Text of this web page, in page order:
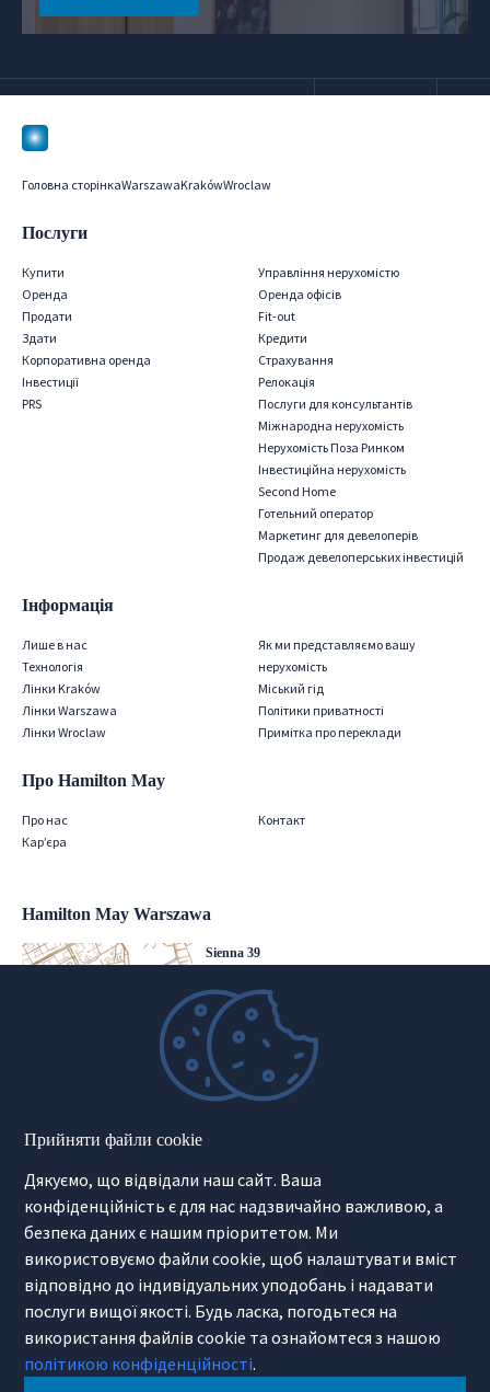
Головна сторінкаWarszawaKrakówWroclaw
Послуги
Купити
Оренда
Продати
Здати
Корпоративна оренда
Iнвестиції
PRS
Управління нерухомістю
Оренда офісів
Fit-out
Кредити
Страхування
Релокація
Послуги для консультантів
Міжнародна нерухомість
Нерухомість Поза Ринком
Інвестиційна нерухомість
Second Home
Готельний оператор
Маркетинг для девелоперів
Продаж девелоперських інвестицій
Інформація
Лише в нас
Технологія
Лінки Kraków
Лінки Warszawa
Лінки Wroclaw
Як ми представляємо вашу
нерухомість
Міський гід
Політики приватності
Примітка про переклади
Про Hamilton May
Про нас
Кар’єра
Контакт
Hamilton May Warszawa
Sienna 39
(+48) 22 428 16 15
warsaw@hamiltonmay.com
31-117 Krakow
(+48) 12 426 51 26
krakow@hamiltonmay.com
Hamilton May Wrocław
Прийняти файли cookie
Дякуємо, що відвідали наш сайт. Ваша
конфіденційність є для нас надзвичайно важливою, а
безпека даних є нашим пріоритетом. Ми
використовуємо файли cookie, щоб налаштувати вміст
відповідно до індивідуальних уподобань і надавати
послуги вищої якості. Будь ласка, погодьтеся на
використання файлів cookie та ознайомтеся з нашою
політикою конфіденційності.